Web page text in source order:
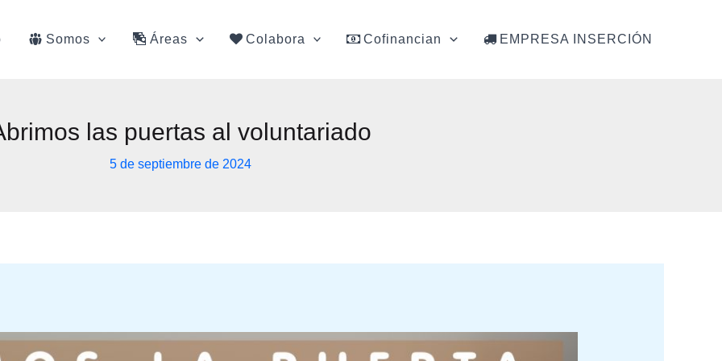
Somos Áreas Colabora Cofinancian EMPRESA INSERCIÓN
las puertas al voluntariado
5 de septiembre de 2024